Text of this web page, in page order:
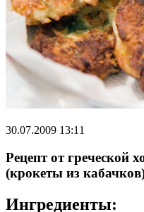
30.07.2009 13:11
Рецепт от греческой
(крокеты из
Ингредиенты: